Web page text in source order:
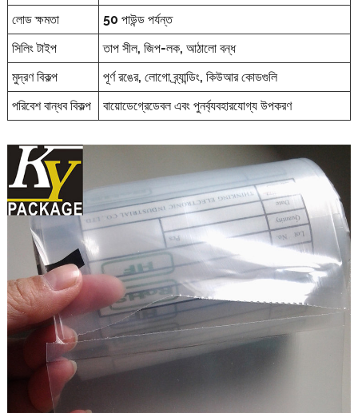
লোড ক্ষমতা
50 পাউন্ড পর্যন্ত
সিলিং টাইপ
তাপ সীল, জিপ-লক, আঠালো বন্ধ
মুদ্রণ বিকল্প
পূর্ণ রঙের, লোগো ব্র্যান্ডিং, কিউআর কোডগুলি
পরিবেশ বান্ধব বিকল্প
বায়োডেগ্রেডেবল এবং পুনর্ব্যবহারযোগ্য উপকরণ